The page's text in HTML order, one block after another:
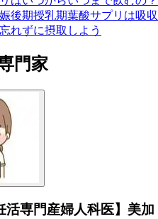
後期授乳期葉酸サプリは吸収
れずに摂取しよう
門家
活専門産婦人科医】美加